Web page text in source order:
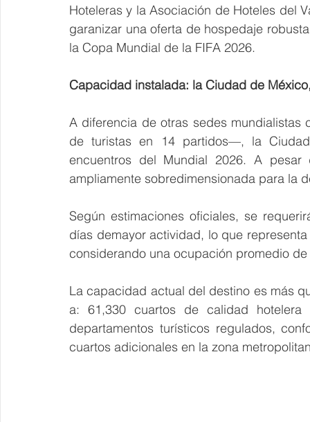
Hoteleras y la Asociación de Hoteles del
garanizar una oferta de hospedaje
la Copa Mundial de la FIFA 2026.
Capacidad instalada: la Ciudad de
A diferencia de otras sedes
de turistas en 14 partidos—, la
encuentros del Mundial 2026. A
ampliamente sobredimensionada para la
Según estimaciones oficiales, se
días demayor actividad, lo que
considerando una ocupación promedio
La capacidad actual del destino es más
a: 61,330 cuartos de calidad
departamentos turísticos regulados,
cuartos adicionales en la zona